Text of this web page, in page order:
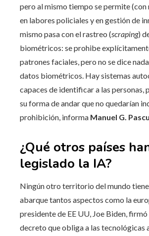
pero al mismo tiempo se permite
en labores policiales y en gestión de
mismo pasa con el rastreo (scraping)
biométricos: se prohibe
patrones faciales, pero no se dice
datos biométricos. Hay sistemas
capaces de identificar a las personas,
su forma de andar que no quedarían
prohibición, informa Manuel G.
¿Qué otros países
legislado la IA?
Ningún otro territorio del mundo tiene
abarque tantos aspectos como la
presidente de EE UU, Joe Biden,
decreto que obliga a las tecnológicas